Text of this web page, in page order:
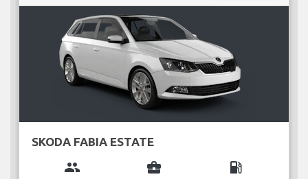
SKODA FABIA ESTATE
group business_center local_gas_station